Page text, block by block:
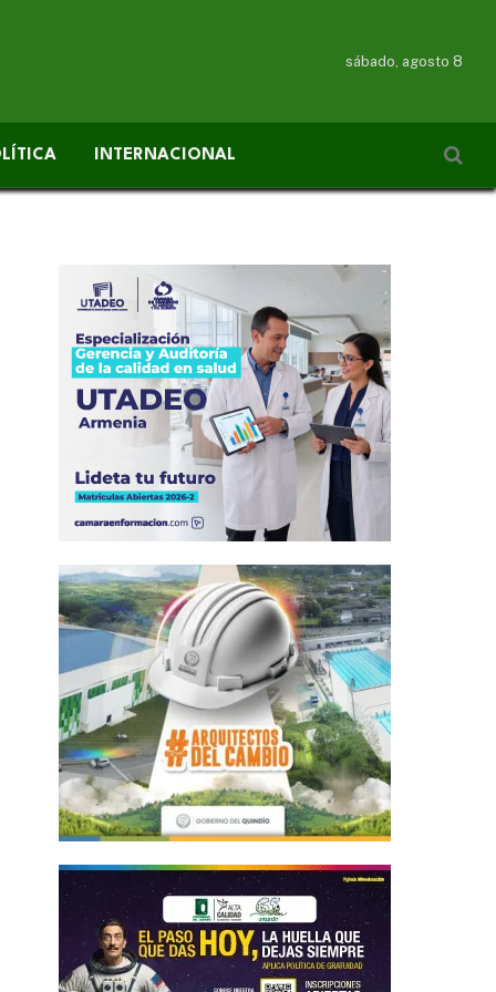
sábado, agosto 8
INTERNACIONAL